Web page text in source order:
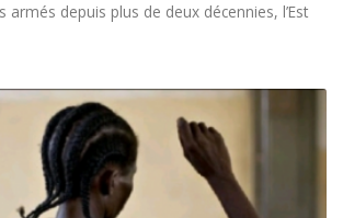
armés depuis plus de deux décennies, l’Est